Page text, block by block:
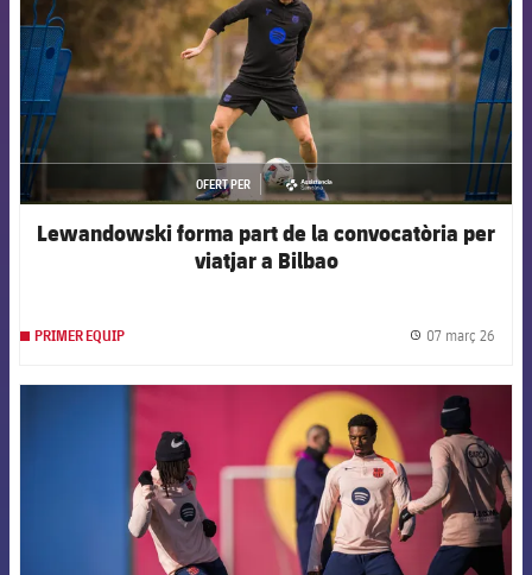
OFERT PER
asistencia
Lewandowski forma part de la convocatòria per
viatjar a Bilbao
PRIMER EQUIP 07 març 26
FCB Barcelona badge